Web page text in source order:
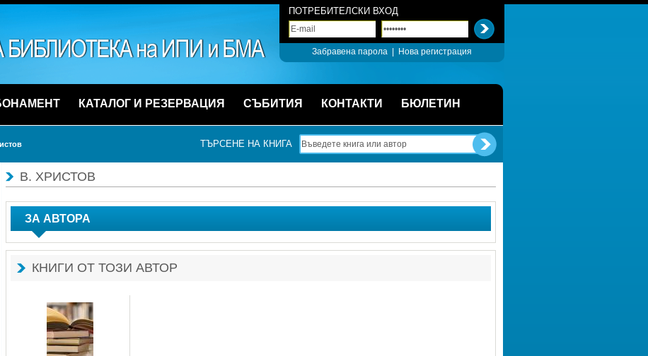
ПОТРЕБИТЕЛСКИ ВХОД
Забравена парола Нова регистрация
КАТАЛОГ И РЕЗЕРВАЦИЯ СЪБИТИЯ КОНТАКТИ БЮЛЕТИН
ТЪРСЕНЕ НА КНИГА
В. ХРИСТОВ
ЗА АВТОРА
КНИГИ ОТ ТОЗИ АВТОР